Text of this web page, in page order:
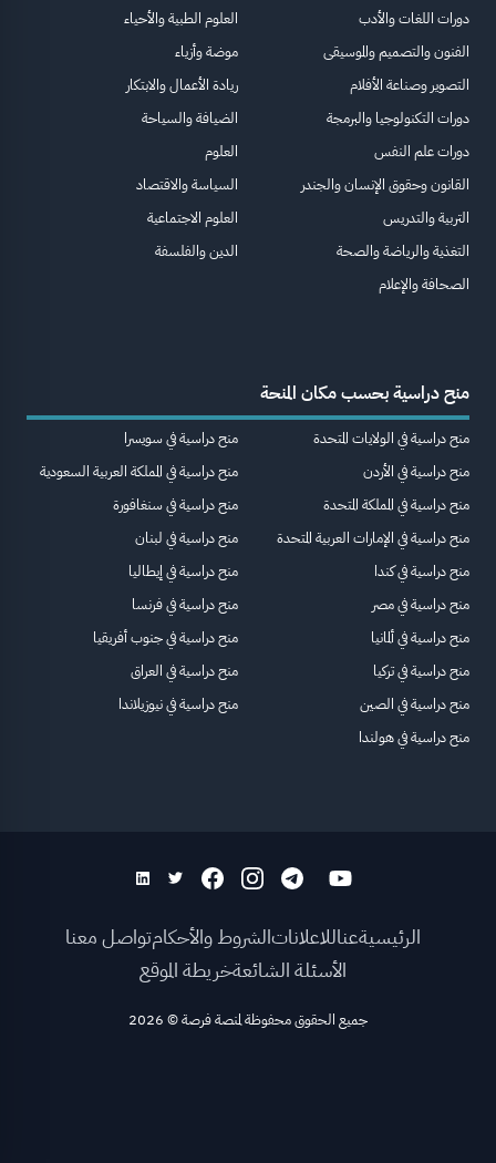
دورات اللغات والأدب
الفنون والتصميم والموسيقى
التصوير وصناعة الأفلام
دورات التكنولوجيا والبرمجة
دورات علم النفس
القانون وحقوق الإنسان والجندر
التربية والتدريس
التغذية والرياضة والصحة
الصحافة والإعلام
العلوم الطبية والأحياء
موضة وأزياء
ريادة الأعمال والابتكار
الضيافة والسياحة
العلوم
السياسة والاقتصاد
العلوم الاجتماعية
الدين والفلسفة
منح دراسية بحسب مكان المنحة
منح دراسية في الولايات المتحدة
منح دراسية في الأردن
منح دراسية في المملكة المتحدة
منح دراسية في الإمارات العربية المتحدة
منح دراسية في كندا
منح دراسية في مصر
منح دراسية في ألمانيا
منح دراسية في تركيا
منح دراسية في الصين
منح دراسية في هولندا
منح دراسية في سويسرا
منح دراسية في المملكة العربية السعودية
منح دراسية في سنغافورة
منح دراسية في لبنان
منح دراسية في إيطاليا
منح دراسية في فرنسا
منح دراسية في جنوب أفريقيا
منح دراسية في العراق
منح دراسية في نيوزيلاندا
الرئيسيةعناللاعلاناتالشروط والأحكامتواصل معنا
الأسئلة الشائعةخريطة الموقع
جميع الحقوق محفوظة لمنصة فرصة©
2026